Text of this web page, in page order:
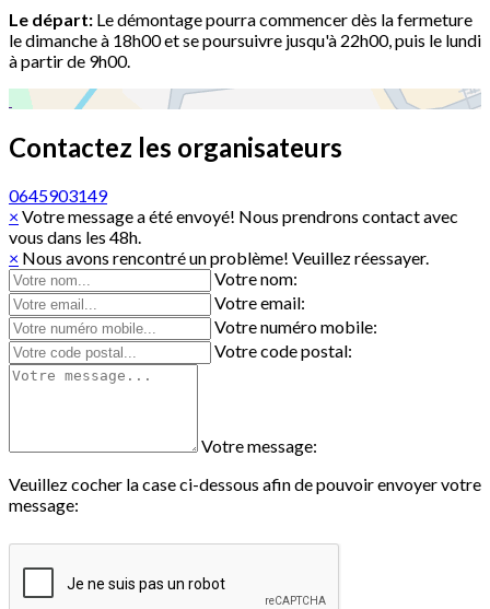
Le départ: Le démontage pourra commencer dès la fermeture
le dimanche à 18h00 et se poursuivre jusqu'à 22h00, puis le lundi
à partir de 9h00.
Contactez les organisateurs
0645903149
× Votre message a été envoyé! Nous prendrons contact avec
vous dans les 48h.
× Nous avons rencontré un problème! Veuillez réessayer.
Votre nom:
Votre email:
Votre numéro mobile:
Votre code postal:
Votre message:
Veuillez cocher la case ci-dessous afin de pouvoir envoyer votre
message: